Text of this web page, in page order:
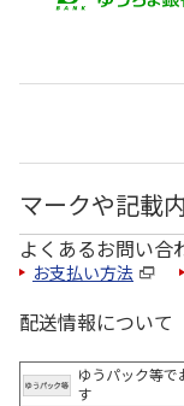
マークや記載
よくあるお問い合
お支払い方法
配送情報について
ゆうパック等で
す